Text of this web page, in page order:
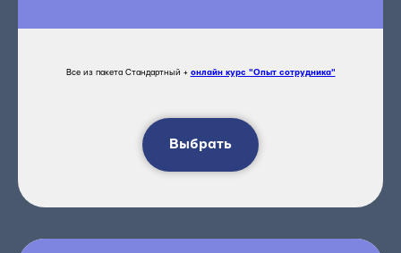
Все из пакета Стандартный + онлайн курс "Опыт сотрудника"
Выбрать